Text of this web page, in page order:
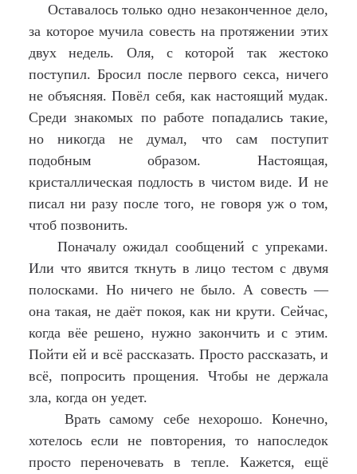
Оставалось только одно незаконченное дело,
за которое мучила совесть на протяжении этих
двух недель. Оля, с которой так жестоко
поступил. Бросил после первого секса, ничего
не объясняя. Повёл себя, как настоящий мудак.
Среди знакомых по работе попадались такие,
но никогда не думал, что сам поступит
подобным образом. Настоящая,
кристаллическая подлость в чистом виде. И не
писал ни разу после того, не говоря уж о том,
чтоб позвонить.
Поначалу ожидал сообщений с упреками.
Или что явится ткнуть в лицо тестом с двумя
полосками. Но ничего не было. А совесть —
она такая, не даёт покоя, как ни крути. Сейчас,
когда вёе решено, нужно закончить и с этим.
Пойти ей и всё рассказать. Просто рассказать, и
всё, попросить прощения. Чтобы не держала
зла, когда он уедет.
Врать самому себе нехорошо. Конечно,
хотелось если не повторения, то напоследок
просто переночевать в тепле. Кажется, ещё